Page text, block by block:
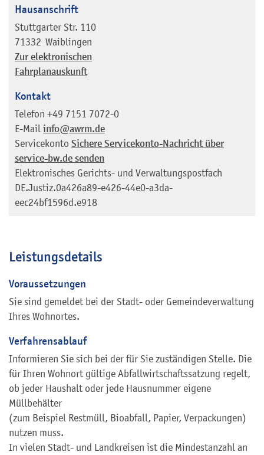
Hausanschrift
Stuttgarter Str. 110
71332 Waiblingen
Zur elektronischen
Fahrplanauskunft
Kontakt
Telefon +49 7151 7072-0
E-Mail info@awrm.de
Servicekonto Sichere Servicekonto-Nachricht über
service-bw.de senden
Elektronisches Gerichts- und Verwaltungspostfach
DE.Justiz.0a426a89-e426-44e0-a3da-
eec24bf1596d.e918
Leistungsdetails
Voraussetzungen
Sie sind gemeldet bei der Stadt- oder Gemeindeverwaltung
Ihres Wohnortes.
Verfahrensablauf
Informieren Sie sich bei der für Sie zuständigen Stelle. Die
für Ihren Wohnort gültige Abfallwirtschaftssatzung regelt,
ob jeder Haushalt oder jede Hausnummer eigene
Müllbehälter
(zum Beispiel Restmüll, Bioabfall, Papier, Verpackungen)
nutzen muss.
In vielen Stadt- und Landkreisen ist die Mindestanzahl an